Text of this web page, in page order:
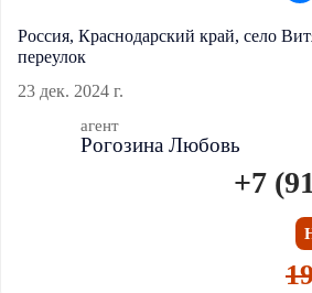
Россия, Краснодарский край, село
переулок
23 дек. 2024 г.
агент
Рогозина Любовь
+7